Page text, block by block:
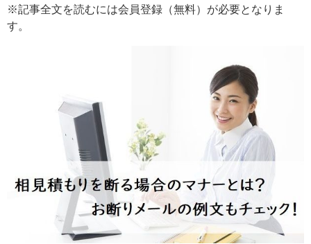
※記事全文を読むには会員登録（無料）が必要となりま
す。